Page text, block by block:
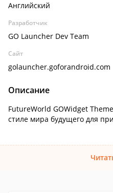
Английский
Разработчик
GO Launcher Dev Team
Сайт
golauncher.goforandroid.com
Описание
FutureWorld GOWidget
стиле мира будущего для